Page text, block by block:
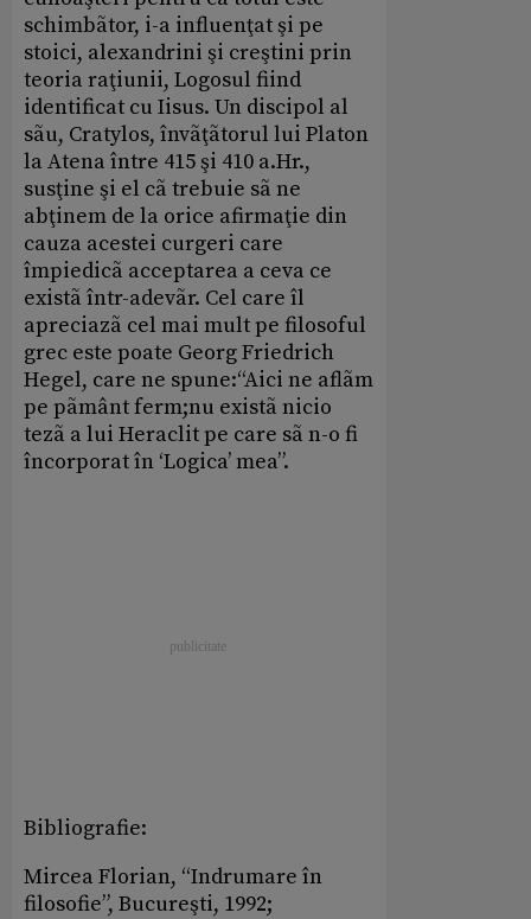
schimbãtor, i-a influenţat şi pe
stoici, alexandrini şi creştini prin
teoria raţiunii, Logosul fiind
identificat cu Iisus. Un discipol al
sãu, Cratylos, învãţãtorul lui Platon
la Atena între 415 şi 410 a.Hr.,
susţine şi el cã trebuie sã ne
abţinem de la orice afirmaţie din
cauza acestei curgeri care
împiedicã acceptarea a ceva ce
existã într-adevãr. Cel care îl
apreciazã cel mai mult pe filosoful
grec este poate Georg Friedrich
Hegel, care ne spune:“Aici ne aflãm
pe pãmânt ferm;nu existã nicio
tezã a lui Heraclit pe care sã n-o fi
încorporat în ‘Logica’ mea”.
Bibliografie:
Mircea Florian, “Indrumare în
filosofie”, Bucureşti, 1992;